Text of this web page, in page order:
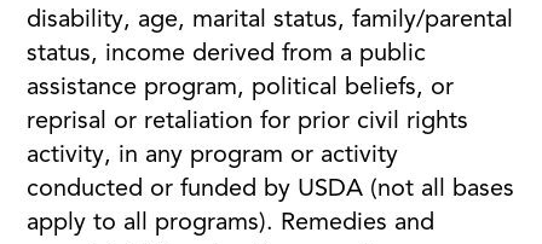
disability, age, marital status, family/parental
status, income derived from a public
assistance program, political beliefs, or
reprisal or retaliation for prior civil rights
activity, in any program or activity
conducted or funded by USDA (not all bases
apply to all programs). Remedies and